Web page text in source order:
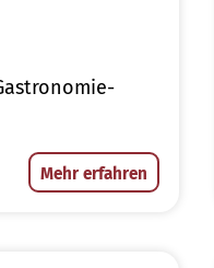
Mehr erfahren